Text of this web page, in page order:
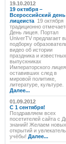
19.10.2012
19 октября –
Всероссийский день
лицеиста 19 октября
традиционно
День лицея. Портал
UniverTV предлагает
подборку
видео об истории
праздника и известных
выпускниках
Императорского лицея,
оставивших след в
мировой политике,
литературе, культуре.
Далее...
01.09.2012
C 1 сентября!
Поздравляем всех
посетителей сайта с
знаний! Желаем новых
открытий и
учёбы! Далее...